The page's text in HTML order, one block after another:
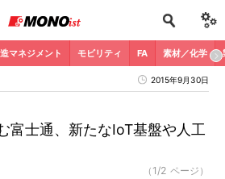
マネジメント モビリティ FA 素材／化学
2015年9月30日
富士通、新たなIoT基盤や人工
（1/2 ページ）